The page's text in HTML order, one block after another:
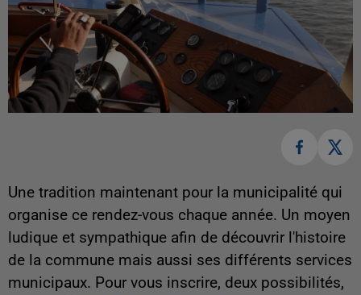
Une tradition maintenant pour la municipalité qui
organise ce rendez-vous chaque année. Un moyen
ludique et sympathique afin de découvrir l'histoire
de la commune mais aussi ses différents services
municipaux. Pour vous inscrire, deux possibilités,